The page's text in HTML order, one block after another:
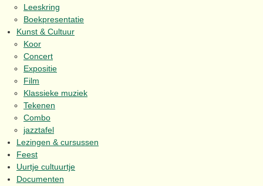
Leeskring
Boekpresentatie
Kunst & Cultuur
Koor
Concert
Expositie
Film
Klassieke muziek
Tekenen
Combo
jazztafel
Lezingen & cursussen
Feest
Uurtje cultuurtje
Documenten